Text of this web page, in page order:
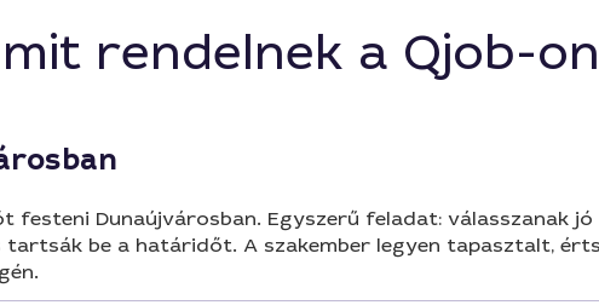
rendelnek a Qjob-on
festeni Dunaújvárosban. Egyszerű feladat: válasszanak
tartsák be a határidőt. A szakember legyen tapasztalt,